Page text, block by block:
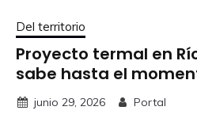
Del territorio
Proyecto termal en
sabe hasta el
junio 29, 2026 Portal